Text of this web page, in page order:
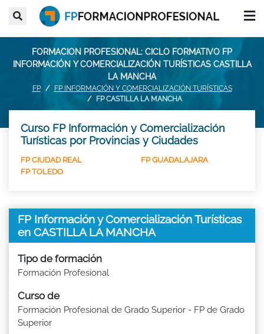
FORMACION PROFESIONAL: CICLO FORMATIVO FP
INFORMACIÓN Y COMERCIALIZACIÓN TURÍSTICAS CASTILLA
LA MANCHA
FP
FP INFORMACIÓN Y COMERCIALIZACIÓN TURÍSTICAS
FP CASTILLA LA MANCHA
Curso FP Información y Comercialización
Turísticas por Provincias y Ciudades
FP CIUDAD REAL
FP GUADALAJARA
FP TOLEDO
FP Información y Comercialización Turísticas
en CASTILLA LA MANCHA
Tipo de formación
Formación Profesional
Curso de
Formación Profesional de Grado Superior - FP de Grado
Superior